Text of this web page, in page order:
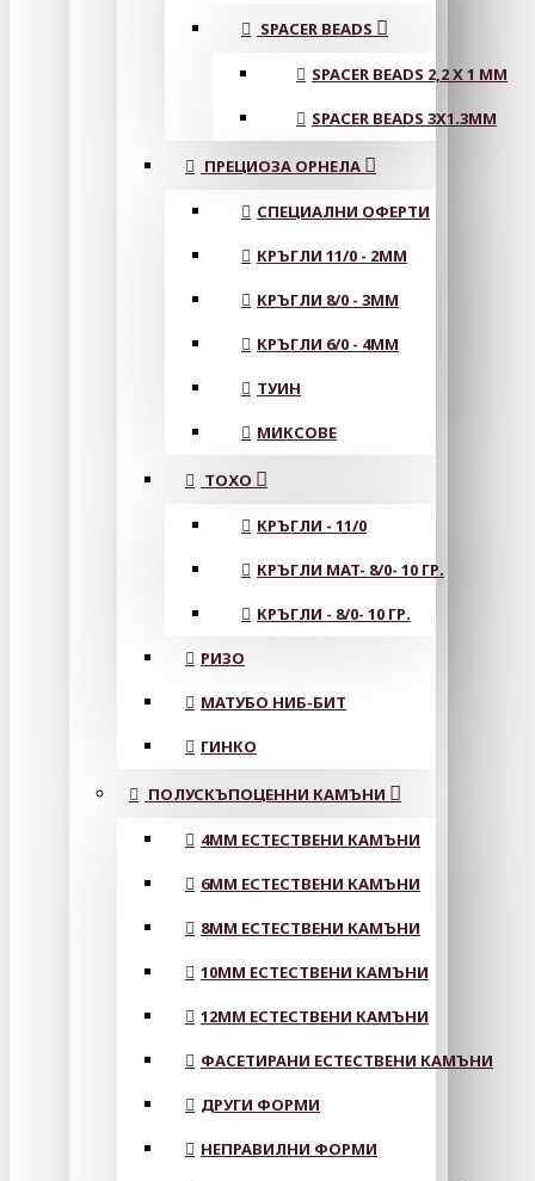
SPACER BEADS
SPACER BEADS 2,2 X 1 MM
SPACER BEADS 3X1.3MM
ПРЕЦИОЗА ОРНЕЛА
СПЕЦИАЛНИ ОФЕРТИ
КРЪГЛИ 11/0 - 2MM
КРЪГЛИ 8/0 - 3MM
КРЪГЛИ 6/0 - 4MM
ТУИН
МИКСОВЕ
ТОХО
КРЪГЛИ - 11/0
КРЪГЛИ MAT- 8/0- 10 ГР.
КРЪГЛИ - 8/0- 10 ГР.
РИЗО
МАТУБО НИБ-БИТ
ГИНКО
ПОЛУСКЪПОЦЕННИ КАМЪНИ
4MM ЕСТЕСТВЕНИ КАМЪНИ
6MM ЕСТЕСТВЕНИ КАМЪНИ
8MM ЕСТЕСТВЕНИ КАМЪНИ
10MM ЕСТЕСТВЕНИ КАМЪНИ
12MM ЕСТЕСТВЕНИ КАМЪНИ
ФАСЕТИРАНИ ЕСТЕСТВЕНИ КАМЪНИ
ДРУГИ ФОРМИ
НЕПРАВИЛНИ ФОРМИ